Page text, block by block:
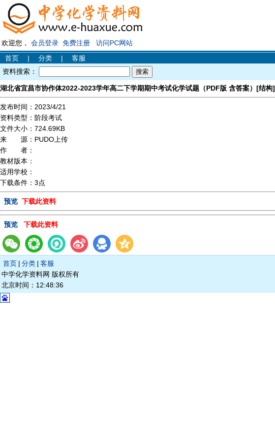
欢迎您， 会员登录 免费注册
访问PC网站
首页
| 分类 |
客服
资料搜索：
湖北省宜昌市协作体2022-2023学年高二下学期期中考试化学试题（PDF版 含答案）[结构]
发布时间： 2023/4/21
资料类型： 阶段考试
文件大小： 724.69KB
来 源： PUDO上传
作 者：
教材版本：
适用学校：
下载条件： 3点
预览 下载此资料
预览 下载此资料
首页 | 分类 | 客服
中学化学资料网 版权所有
北京时间：12:48:36